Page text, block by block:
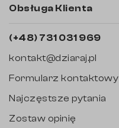
Obsługa Klienta
(+48) 731 031 969
kontakt@dziaraj.pl
Formularz kontaktowy
Najczęstsze pytania
Zostaw opinię